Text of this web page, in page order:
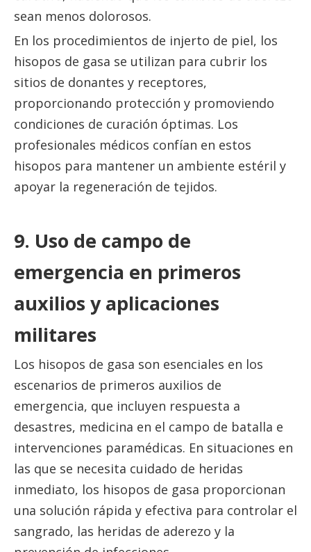
sean menos dolorosos.
En los procedimientos de injerto de piel, los
hisopos de gasa se utilizan para cubrir los
sitios de donantes y receptores,
proporcionando protección y promoviendo
condiciones de curación óptimas. Los
profesionales médicos confían en estos
hisopos para mantener un ambiente estéril y
apoyar la regeneración de tejidos.
9. Uso de campo de
emergencia en primeros
auxilios y aplicaciones
militares
Los hisopos de gasa son esenciales en los
escenarios de primeros auxilios de
emergencia, que incluyen respuesta a
desastres, medicina en el campo de batalla e
intervenciones paramédicas. En situaciones en
las que se necesita cuidado de heridas
inmediato, los hisopos de gasa proporcionan
una solución rápida y efectiva para controlar el
sangrado, las heridas de aderezo y la